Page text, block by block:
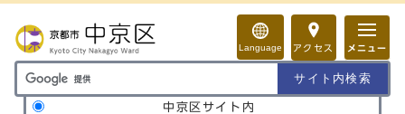
Language アクセス メニュー
サイト内検索の範囲
中京区サイト内